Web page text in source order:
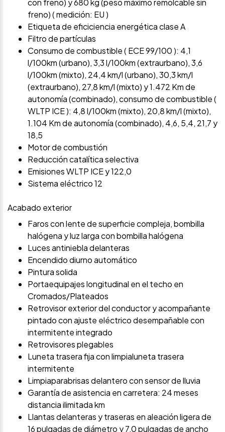
con freno) y 680 kg (peso máximo remolcable sin
freno) ( medición: EU )
Etiqueta de eficiciencia energética clase A
Filtro de partículas
Consumo de combustible ( ECE 99/100 ): 4,1
l/100km (urbano), 3,3 l/100km (extraurbano), 3,6
l/100km (mixto), 24,4 km/l (urbano), 30,3 km/l
(extraurbano), 27,8 km/l (mixto) y 1.472 Km de
autonomía (combinado), consumo de combustible (
WLTP ICE ): 4,8 l/100km (mixto), 20,8 km/l (mixto),
1.104 Km de autonomía (combinado), 4,6, 5,4, 21,7 y
18,5
Motor de combustión
Reducción catalítica selectiva
Emisiones WLTP ICE y 122,0
Sistema eléctrico 12
Acabado exterior
Faros con lente de superficie compleja, bombilla
halógena y luz larga con bombilla halógena
Luces antiniebla delanteras
Encendido diurno automático
Pintura solida
Portaequipajes longitudinal en el techo en
Cromados/Plateados
Retrovisor exterior del conductor y acompañante
pintado con ajuste eléctrico desempañable con
intermitente integrado
Retrovisores plegables
Luneta trasera fija con limpialuneta trasera
intermitente
Limpiaparabrisas delantero con sensor de lluvia
Garantía de asistencia en carretera: 24 meses
distancia ilimitada km
Llantas delanteras y traseras en aleación ligera de
16 pulgadas de diámetro y 7,0 pulgadas de ancho